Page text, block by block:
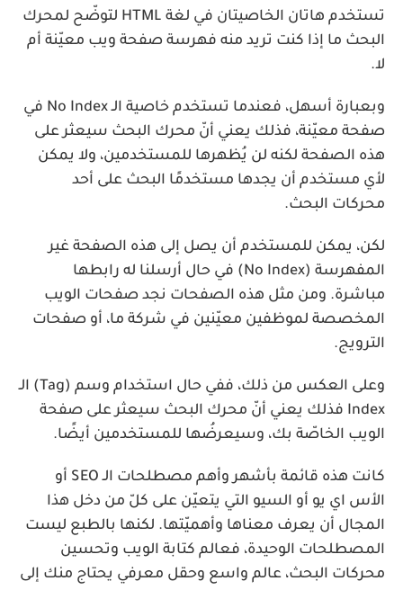
تستخدم هاتان الخاصيتان في لغة HTML لتوضّح لمحرك
البحث ما إذا كنت تريد منه فهرسة صفحة ويب معيّنة أم
لا.
وبعبارة أسهل، فعندما تستخدم خاصية الـ No Index في
صفحة معيّنة، فذلك يعني أنّ محرك البحث سيعثر على
هذه الصفحة لكنه لن يُظهرها للمستخدمين، ولا يمكن
لأي مستخدم أن يجدها مستخدمًا البحث على أحد
محركات البحث.
لكن، يمكن للمستخدم أن يصل إلى هذه الصفحة غير
المفهرسة (No Index) في حال أرسلنا له رابطها
مباشرة. ومن مثل هذه الصفحات نجد صفحات الويب
المخصصة لموظفين معيّنين في شركة ما، أو صفحات
الترويج.
وعلى العكس من ذلك، ففي حال استخدام وسم (Tag) الـ
Index فذلك يعني أنّ محرك البحث سيعثر على صفحة
الويب الخاصّة بك، وسيعرضُها للمستخدمين أيضًا.
كانت هذه قائمة بأشهر وأهم مصطلحات الـ SEO أو
الأس اي يو أو السيو التي يتعيّن على كلّ من دخل هذا
المجال أن يعرف معناها وأهميّتها. لكنها بالطبع ليست
المصطلحات الوحيدة، فعالم كتابة الويب وتحسين
محركات البحث، عالم واسع وحقل معرفي يحتاج منك إلى